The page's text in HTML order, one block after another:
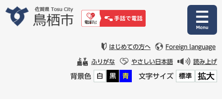
はじめての方へ Foreign language
ふりがな やさしい日本語 読み上げ
背景色 白 黒 青 文字サイズ 標準 拡大